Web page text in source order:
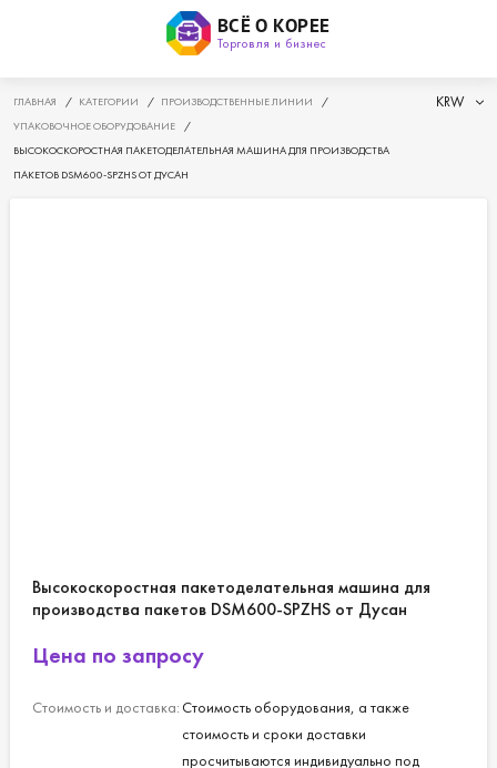
ВСЁ О КОРЕЕ
Торговля и бизнес
ГЛАВНАЯ / КАТЕГОРИИ / ПРОИЗВОДСТВЕННЫЕ ЛИНИИ
/
УПАКОВОЧНОЕ ОБОРУДОВАНИЕ
/
ВЫСОКОСКОРОСТНАЯ ПАКЕТОДЕЛАТЕЛЬНАЯ МАШИНА ДЛЯ ПРОИЗВОДСТВА
ПАКЕТОВ DSM600-SPZHS ОТ ДУСАН
KRW
Высокоскоростная пакетоделательная машина для
производства пакетов DSM600-SPZHS от Дусан
Цена по запросу
Стоимость и доставка: Стоимость оборудования, а также
стоимость и сроки доставки
просчитываются индивидуально под